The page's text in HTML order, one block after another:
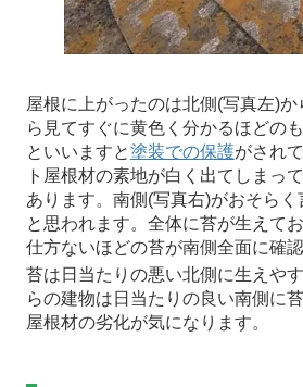
屋根に上がったのは北側(写真左)
ら見てすぐに黄色く分かるほどの
といいますと塗装での保護がされ
ト屋根材の素地が白く出てしまっ
あります。南側(写真右)がおそら
と思われます。全体に苔が生えて
仕方ないほどの苔が南側全面に確認
苔は日当たりの悪い北側に生えや
らの建物は日当たりの良い南側に
屋根材の劣化が気になります。